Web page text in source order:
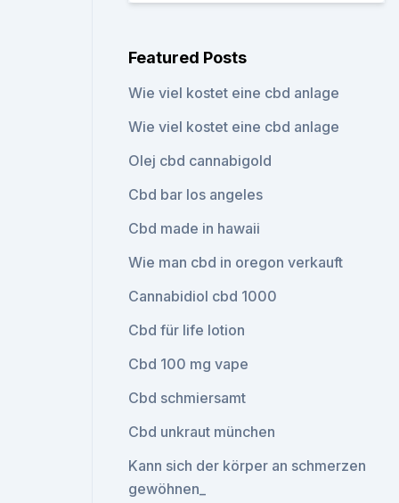
Featured Posts
Wie viel kostet eine cbd anlage
Wie viel kostet eine cbd anlage
Olej cbd cannabigold
Cbd bar los angeles
Cbd made in hawaii
Wie man cbd in oregon verkauft
Cannabidiol cbd 1000
Cbd für life lotion
Cbd 100 mg vape
Cbd schmiersamt
Cbd unkraut münchen
Kann sich der körper an schmerzen
gewöhnen_